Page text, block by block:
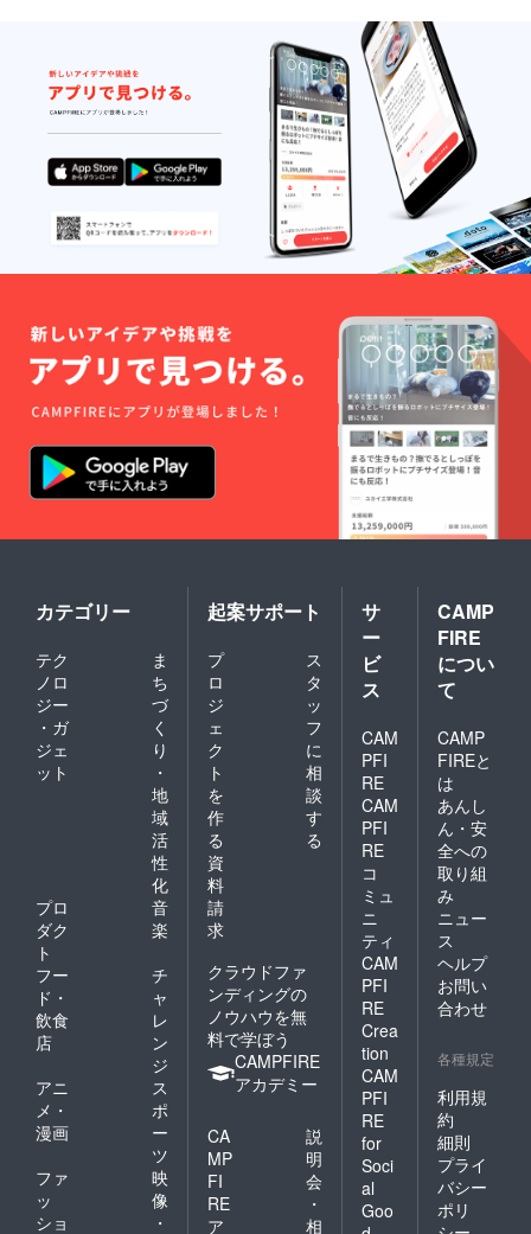
ご記入
くださ
い。
ご記入
がない
場合に
は、
「福岡
うまか
もん
パック
A」で送
付しま
す。 ※
で、一
部の商
品が変
更にな
る場合
があり
ます。
※後日、
配送さ
れま
ナ
ショッ
プ ※い
ずれか
ご希望
される
「パッ
ク」の
種類を
「備考
欄」に
ご記入
くださ
い。
場合に
は、
「福岡
うまか
もん
デラッ
クスA」
で送付
しま
在庫と
部の商
品が変
更にな
る場合
があり
ます。
※後日、
れま
す。
合会が
運営し
ている
アンテ
ナ
ショッ
プ ※い
ずれか
ご希望
される
「パッ
ク」の
種類を
「備考
くださ
い。
ご記入
がない
場合に
は、
「福岡
うまか
もん
パック
パーデ
送付し
ます。
※在庫と
の関係
で、一
部の商
品が変
る場合
があり
ます。
※後日、
配送さ
れま
す。
カテゴリー
テク
ノロ
ジー
・ガ
ジェ
ット
ま
ち
づ
く
り
・
地
域
活
性
化
プロ
ダク
ト
音
楽
フー
ド・
飲食
店
チ
ャ
レ
ン
ジ
アニ
メ・
漫画
ス
ポ
ー
ツ
ファ
ッ
ショ
映
像
・
起案サポート
プ
ロ
ジ
ェ
ク
ト
を
作
る
ス
タ
ッ
フ
に
相
談
す
る
資
料
請
求
クラウドファ
ンディングの
ノウハウを無
料で学ぼう
CAMPFIRE
アカデミー
CA
MP
FI
RE
ア
説
明
会
・
相
サ
ー
ビ
ス
CAM
PFI
RE
CAM
PFI
RE
コ
ミュ
ニ
ティ
CAM
PFI
RE
Crea
tion
CAM
PFI
RE
for
Soci
al
Goo
CAMP
FIRE
につい
て
CAMP
FIREと
は
あんし
ん・安
全への
取り組
み
ニュー
ス
ヘルプ
お問い
合わせ
各種規定
利用規
約
細則
プライ
バシー
ポリ